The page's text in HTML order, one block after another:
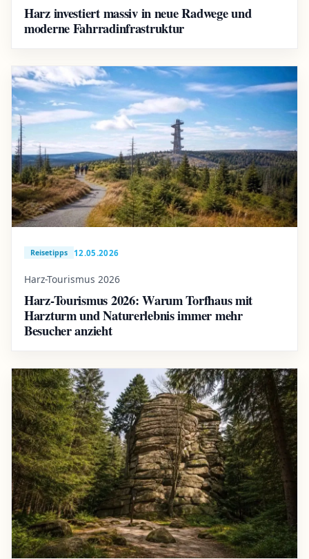
Harz investiert massiv in neue Radwege und
moderne Fahrradinfrastruktur
Reisetipps 12.05.2026
Harz-Tourismus 2026
Harz-Tourismus 2026: Warum Torfhaus mit
Harzturm und Naturerlebnis immer mehr
Besucher anzieht